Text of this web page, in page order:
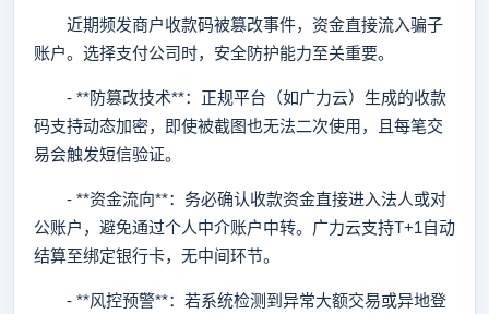
近期频发商户收款码被篡改事件，资金直接流入骗子
账户。选择支付公司时，安全防护能力至关重要。
- **防篡改技术**：正规平台（如广力云）生成的收款
码支持动态加密，即使被截图也无法二次使用，且每笔交
易会触发短信验证。
- **资金流向**：务必确认收款资金直接进入法人或对
公账户，避免通过个人中介账户中转。广力云支持T+1自动
结算至绑定银行卡，无中间环节。
- **风控预警**：若系统检测到异常大额交易或异地登